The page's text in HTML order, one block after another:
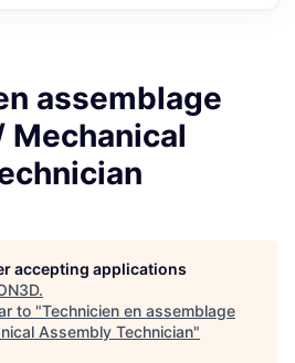
assemblage
Mechanical
accepting applications
.
to "Technicien en assemblage
Assembly Technician"